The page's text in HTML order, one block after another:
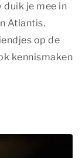
je mee in
Atlantis.
op de
kennismaken